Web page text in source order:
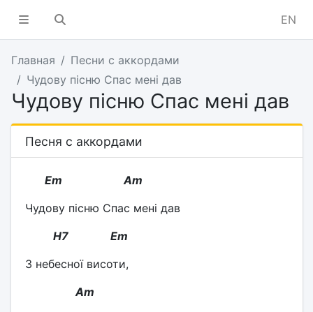
EN
Главная
Песни с аккордами
Чудову пісню Спас мені дав
Чудову пісню Спас мені дав
Песня с аккордами
Em
Am
Чудову пісню Спас мені дав
H7 Em
З небесної висоти,
Am